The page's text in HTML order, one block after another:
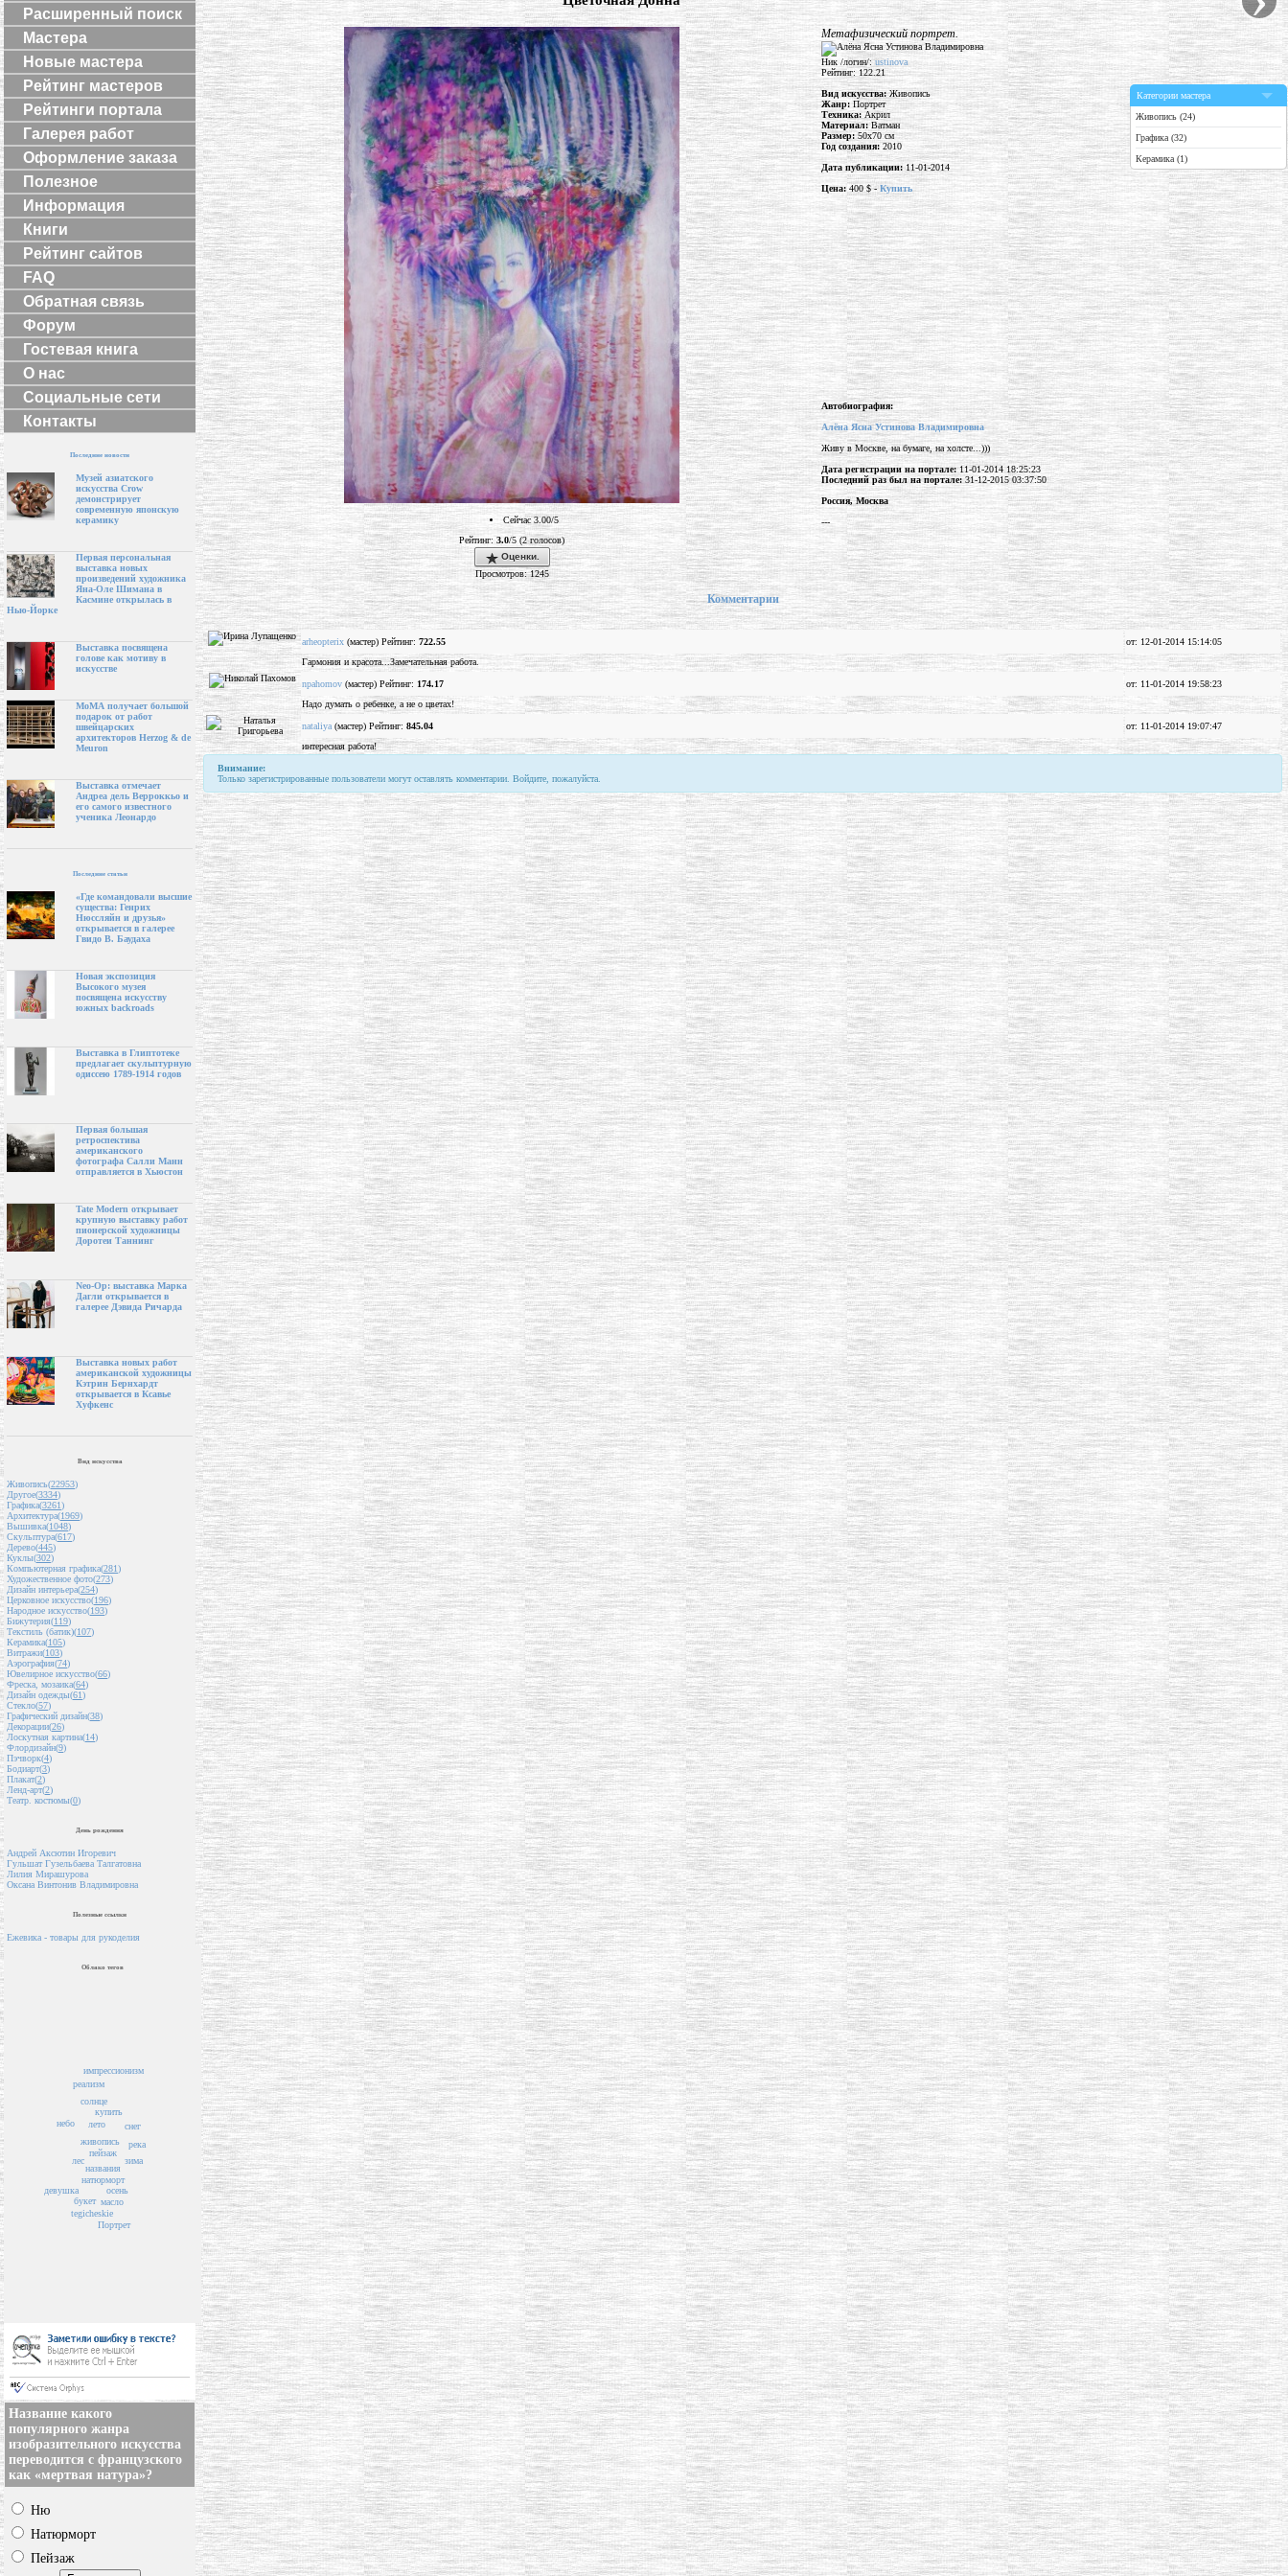
Расширенный поиск
Мастера
Новые мастера
Рейтинг мастеров
Рейтинги портала
Галерея работ
Оформление заказа
Полезное
Информация
Книги
Рейтинг сайтов
FAQ
Обратная связь
Форум
Гостевая книга
О нас
Социальные сети
Контакты
Последние новости
Музей азиатского
искусства Crow
демонстрирует
современную японскую
керамику
Первая персональная
выставка новых
произведений художника
Яна-Оле Шимана в
Касмине открылась в
Нью-Йорке
Выставка посвящена
голове как мотиву в
искусстве
МоМА получает большой
подарок от работ
швейцарских
архитекторов Herzog & de
Meuron
Выставка отмечает
Андреа дель Верроккьо и
его самого известного
ученика Леонардо
Последние статьи
«Где командовали высшие
существа: Генрих
Нюссляйн и друзья»
открывается в галерее
Гвидо В. Баудаха
Новая экспозиция
Высокого музея
посвящена искусству
южных backroads
Выставка в Глиптотеке
предлагает скульптурную
одиссею 1789-1914 годов
Первая большая
ретроспектива
американского
фотографа Салли Манн
отправляется в Хьюстон
Tate Modern открывает
крупную выставку работ
пионерской художницы
Доротеи Таннинг
Neo-Op: выставка Марка
Дагли открывается в
галерее Дэвида Ричарда
Выставка новых работ
американской художницы
Кэтрин Бернхардт
открывается в Ксавье
Хуфкенс
Вид искусства
Живопись(22953)
Другое(3334)
Графика(3261)
Архитектура(1969)
Вышивка(1048)
Скульптура(617)
Дерево(445)
Куклы(302)
Компьютерная графика(281)
Художественное фото(273)
Дизайн интерьера(254)
Церковное искусство(196)
Народное искусство(193)
Бижутерия(119)
Текстиль (батик)(107)
Керамика(105)
Витражи(103)
Аэрография(74)
Ювелирное искусство(66)
Фреска, мозаика(64)
Дизайн одежды(61)
Стекло(57)
Графический дизайн(38)
Декорации(26)
Лоскутная картина(14)
Флордизайн(9)
Пэчворк(4)
Бодиарт(3)
Плакат(2)
Ленд-арт(2)
Театр. костюмы(0)
День рождения
Андрей Аксютин Игоревич
Гульшат Гузельбаева Талгатовна
Лилия Мирашурова
Оксана Винтонив Владимировна
Полезные ссылки
Ежевика - товары для рукоделия
Облако тегов
пейзаж
названия
живопись
лето
натюрморт
купить
солнце
лес зима
осень
букет масло
река
снег
tegicheskie
реализм
небо
импрессионизм
Портрет
девушка
Название какого
популярного жанра
изобразительного искусства
переводится с французского
как «мертвая натура»?
Ню
Натюрморт
Пейзаж
Сейчас 3.00/5
Рейтинг: 3.0/5 (2 голосов)
Оценки.
Просмотров: 1245
Метафизический портрет.
Ник /логин/:ustinova
Рейтинг: 122.21
Вид искусства:Живопись
Жанр: Портрет
Техника: Акрил
Материал:Ватман
Размер: 50x70 см
Год создания:2010
Дата публикации: 11-01-2014
Цена: 400 $ - Купить
Категории мастера
Живопись (24)
Графика (32)
Керамика (1)
Автобиография:
Алёна Ясна Устинова Владимировна
Живу в Москве, на бумаге, на холсте...)))
Дата регистрации на портале:11-01-2014 18:25:23
Последний раз был на портале: 31-12-2015 03:37:50
Россия, Москва
---
Комментарии
arheopterix (мастер) Рейтинг: 722.55
от: 12-01-2014 15:14:05
Гармония и красота...Замечательная работа.
npahomov (мастер) Рейтинг: 174.17
от: 11-01-2014 19:58:23
Надо думать о ребенке, а не о цветах!
nataliya (мастер) Рейтинг: 845.04
от: 11-01-2014 19:07:47
интересная работа!
Внимание:
Только зарегистрированные пользователи могут оставлять комментарии. Войдите, пожалуйста.